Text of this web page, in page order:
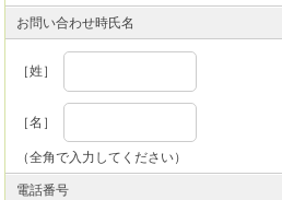
お問い合わせ時氏名
［姓］
［名］
（全角で入力してください）
電話番号